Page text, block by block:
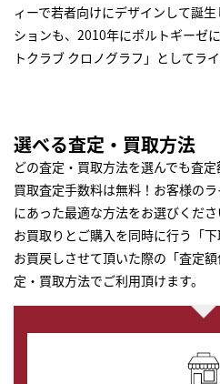
ィーで若者向けにデザインして誕
ションも、2010年にポルトギーゼ
トクラブ クロノグラフ」としてラ
選べる査定・買取方法
どの査定・買取方法を選んでも査定
買取査定手数料は無料！お客様の
にあった最適な方法をお選びくださ
お買取りとご購入を同時に行う「
お買戻しさせて頂いた際の「査定
定・買取方法でご利用頂けます。